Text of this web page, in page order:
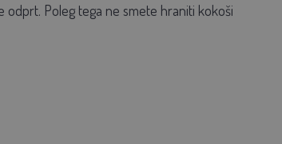
odprt. Poleg tega ne smete hraniti kokoši